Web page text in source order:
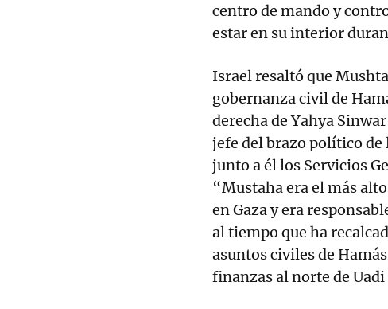
centro de mando y
estar en su interior
Israel resaltó que
gobernanza civil de
derecha de Yahya
jefe del brazo político
junto a él los Servicios
“Mustaha era el más
en Gaza y era
al tiempo que ha
asuntos civiles de
finanzas al norte de Uadi